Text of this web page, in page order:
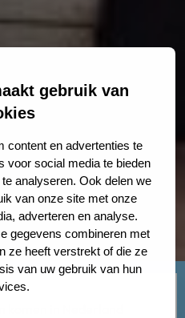
gebruik van
content en advertenties te
voor social media te bieden
analyseren. Ook delen we
van onze site met onze
adverteren en analyse.
gegevens combineren met
ze heeft verstrekt of die ze
van uw gebruik van hun